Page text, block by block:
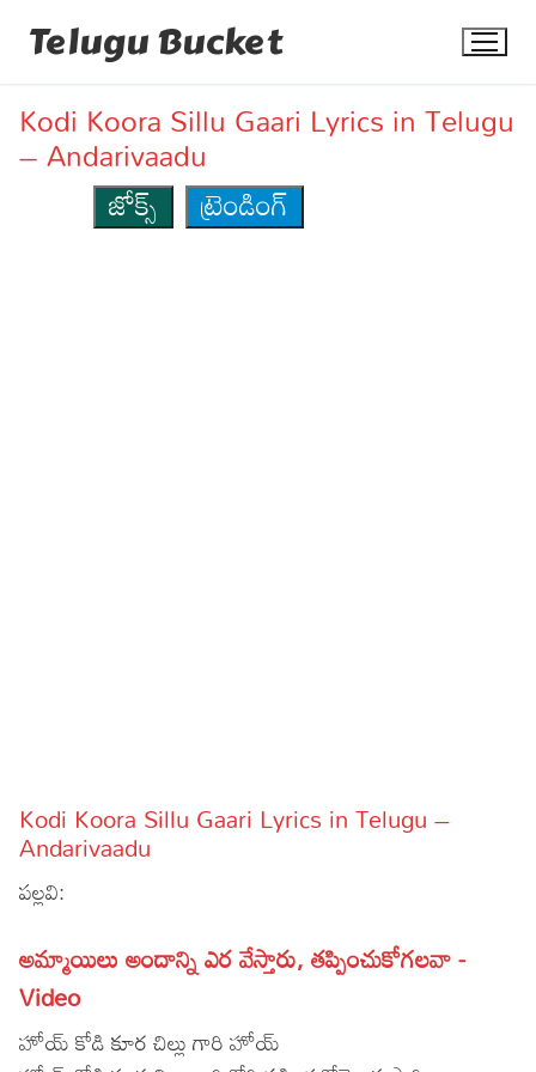
Telugu Bucket
Articles
Facts
Devotional
Christianity
Hinduism
Hindi
Lyrics in Hindi – Devotional Songs
Tamil
Kodi Koora Sillu Gaari Lyrics in Telugu
– Andarivaadu
జోక్స్
ట్రెండింగ్
Kodi Koora Sillu Gaari Lyrics in Telugu –
Andarivaadu
పల్లవి:
అమ్మాయిలు అందాన్ని ఎర వేస్తారు, తప్పించుకోగలవా -
Video
హోయ్ కోడి కూర చిల్లు గారి హోయ్